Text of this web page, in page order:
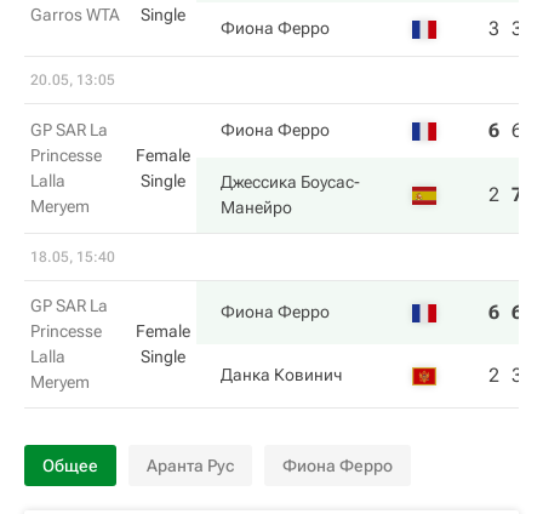
Garros WTA
Single
Фиона Ферро 3 3
20.05, 13:05
GP SAR La
Princesse
Lalla
Meryem
Female
Single
Фиона Ферро 6 6
Джессика Боусас-
Манейро
2 7
18.05, 15:40
GP SAR La
Princesse
Lalla
Meryem
Female
Single
Фиона Ферро 6 6
Данка Ковинич 2 3
Общее Аранта Рус Фиона Ферро